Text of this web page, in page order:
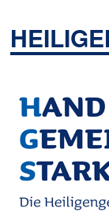
springen